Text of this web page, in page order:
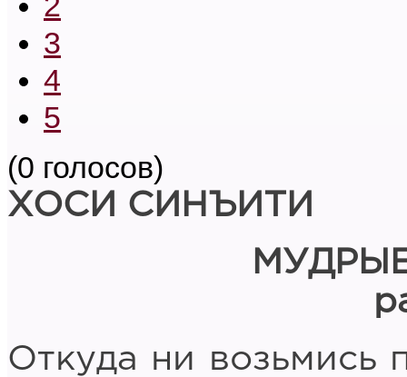
3
4
5
(0 голосов)
ХОСИ СИНЪИТИ
Откуда ни возьмись